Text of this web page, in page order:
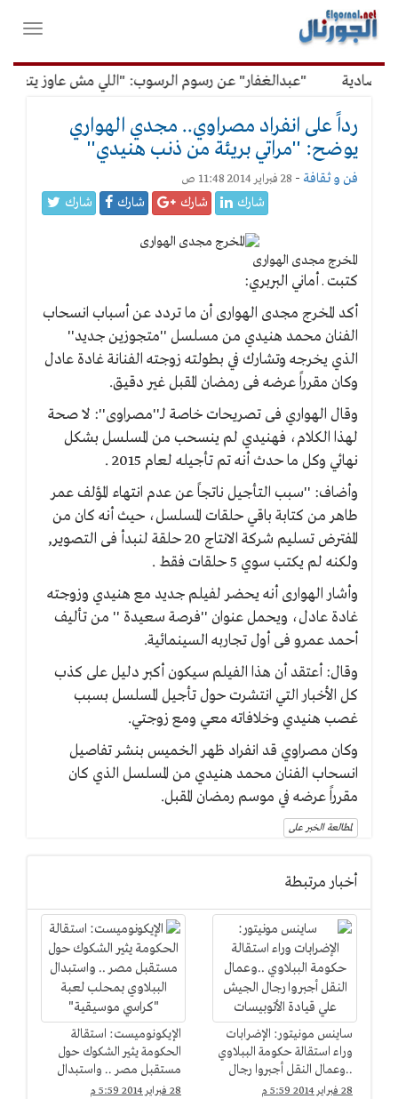
القائمة
الرئيسية
فتح
"عبدالغفار" عن رسوم الرسوب: "اللي مش عاوز يتعلم
رداً على انفراد مصراوي.. مجدي الهواري
يوضح: ''مراتي بريئة من ذنب هنيدي''
فن و ثقافة - 28 فبراير 2014 11:48 ص
شارك شارك شارك شارك
المخرج مجدى الهوارى
كتبت ـ أماني البربري:
أكد المخرج مجدى الهوارى أن ما تردد عن أسباب انسحاب
الفنان محمد هنيدي من مسلسل ''متجوزين جديد''
الذي يخرجه وتشارك في بطولته زوجته الفنانة غادة عادل
وكان مقرراً عرضه فى رمضان المقبل غير دقيق.
وقال الهواري فى تصريحات خاصة لـ''مصراوى'': لا صحة
لهذا الكلام، فهنيدي لم ينسحب من المسلسل بشكل
نهائي وكل ما حدث أنه تم تأجيله لعام 2015 .
وأضاف: ''سبب التأجيل ناتجاً عن عدم انتهاء المؤلف عمر
طاهر من كتابة باقي حلقات المسلسل، حيث أنه كان من
المفترض تسليم شركة الانتاج 20 حلقة لنبدأ فى التصوير,
ولكنه لم يكتب سوي 5 حلقات فقط .
وأشار الهوارى أنه يحضر لفيلم جديد مع هنيدي وزوجته
غادة عادل، ويحمل عنوان ''فرصة سعيدة '' من تأليف
أحمد عمرو فى أول تجاربه السينمائية.
وقال: أعتقد أن هذا الفيلم سيكون أكبر دليل على كذب
كل الأخبار التي انتشرت حول تأجيل المسلسل بسبب
غصب هنيدي وخلافاته معي ومع زوجتي.
وكان مصراوي قد انفراد ظهر الخميس بنشر تفاصيل
انسحاب الفنان محمد هنيدي من المسلسل الذي كان
مقرراً عرضه في موسم رمضان المقبل.
لمطالعة الخبر على
أخبار مرتبطة
ساينس مونيتور: الإضرابات
وراء استقالة حكومة الببلاوي
..وعمال النقل أجبروا رجال
الجيش علي قيادة
28 فبراير 2014 5:59 م
الإيكونوميست: استقالة
الحكومة يثير الشكوك حول
مستقبل مصر .. واستبدال
الببلاوي بمحلب لعبة
28 فبراير 2014 5:59 م